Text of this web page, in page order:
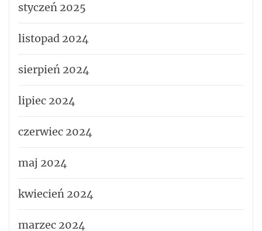
styczeń 2025
listopad 2024
sierpień 2024
lipiec 2024
czerwiec 2024
maj 2024
kwiecień 2024
marzec 2024